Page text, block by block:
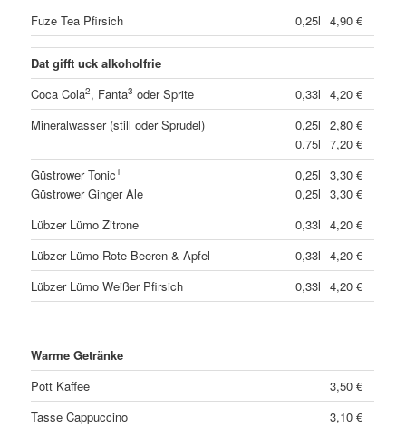
Fuze Tea Pfirsich
0,25l 4,90 €
Dat gifft uck alkoholfrie
Coca Cola2, Fanta3 oder Sprite 0,33l 4,20 €
Mineralwasser (still oder Sprudel)
0,25l
0.75l
2,80 €
7,20 €
Güstrower Tonic1
Güstrower Ginger Ale
0,25l
0,25l
3,30 €
3,30 €
Lübzer Lümo Zitrone
0,33l 4,20 €
Lübzer Lümo Rote Beeren & Apfel
0,33l 4,20 €
Lübzer Lümo Weißer Pfirsich
0,33l 4,20 €
Warme Getränke
Pott Kaffee
3,50 €
Tasse Cappuccino
3,10 €